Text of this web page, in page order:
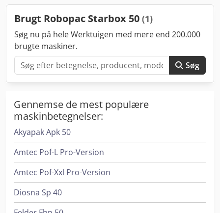
Brugt Robopac Starbox 50 (1)
Søg nu på hele Werktuigen med mere end 200.000
brugte maskiner.
Søg
Gennemse de mest populære
maskinbetegnelser:
Akyapak Apk 50
Amtec Pof-L Pro-Version
Amtec Pof-Xxl Pro-Version
Diosna Sp 40